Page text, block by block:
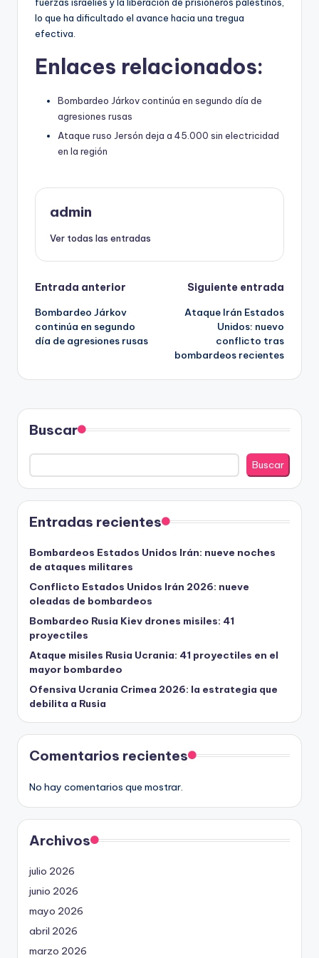
lo que ha dificultado el avance hacia una tregua
efectiva.
Enlaces relacionados:
Bombardeo Járkov continúa en segundo día de
agresiones rusas
Ataque ruso Jersón deja a 45.000 sin electricidad
en la región
admin
Ver todas las entradas
Navegación
de
entradas
Entrada anterior
Bombardeo Járkov
continúa en segundo
día de agresiones rusas
Siguiente entrada
Ataque Irán Estados
Unidos: nuevo
conflicto tras
bombardeos recientes
Buscar
Buscar
Entradas recientes
Bombardeos Estados Unidos Irán: nueve noches
de ataques militares
Conflicto Estados Unidos Irán 2026: nueve
oleadas de bombardeos
Bombardeo Rusia Kiev drones misiles: 41
proyectiles
Ataque misiles Rusia Ucrania: 41 proyectiles en el
mayor bombardeo
Ofensiva Ucrania Crimea 2026: la estrategia que
debilita a Rusia
Comentarios recientes
No hay comentarios que mostrar.
Archivos
julio 2026
junio 2026
mayo 2026
abril 2026
marzo 2026